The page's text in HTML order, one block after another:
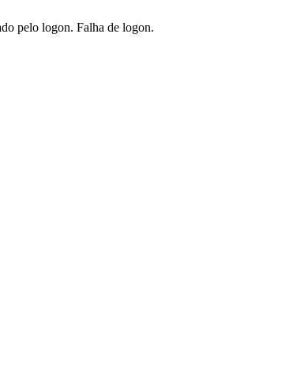
pelo logon. Falha de logon.